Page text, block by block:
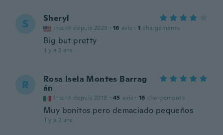
S Sheryl
Inscrit depuis 2023 · 16 avis · 1 chargements
Big but pretty
il y a 2 ans
R
Rosa Isela Montes Barrag
án
Inscrit depuis 2019 · 45 avis · 16 chargements
Muy bonitos pero demaciado pequeños
il y a 2 ans